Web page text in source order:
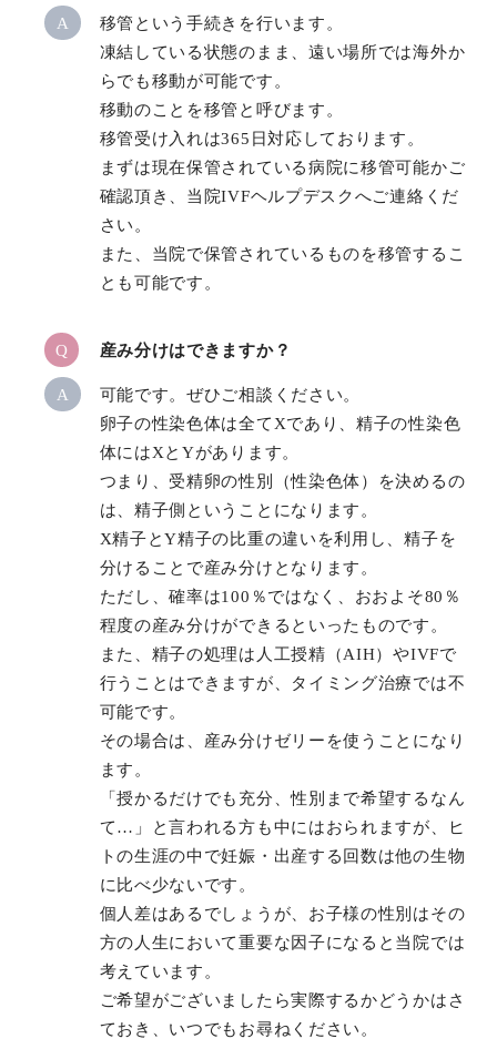
A
移管という手続きを行います。
凍結している状態のまま、遠い場所では海外か
らでも移動が可能です。
移動のことを移管と呼びます。
移管受け入れは365日対応しております。
まずは現在保管されている病院に移管可能かご
確認頂き、当院IVFヘルプデスクへご連絡くだ
さい。
また、当院で保管されているものを移管するこ
とも可能です。
Q 産み分けはできますか？
A
可能です。ぜひご相談ください。
卵子の性染色体は全てXであり、精子の性染色
体にはXとYがあります。
つまり、受精卵の性別（性染色体）を決めるの
は、精子側ということになります。
X精子とY精子の比重の違いを利用し、精子を
分けることで産み分けとなります。
ただし、確率は100％ではなく、おおよそ80％
程度の産み分けができるといったものです。
また、精子の処理は人工授精（AIH）やIVFで
行うことはできますが、タイミング治療では不
可能です。
その場合は、産み分けゼリーを使うことになり
ます。
「授かるだけでも充分、性別まで希望するなん
て…」と言われる方も中にはおられますが、ヒ
トの生涯の中で妊娠・出産する回数は他の生物
に比べ少ないです。
個人差はあるでしょうが、お子様の性別はその
方の人生において重要な因子になると当院では
考えています。
ご希望がございましたら実際するかどうかはさ
ておき、いつでもお尋ねください。